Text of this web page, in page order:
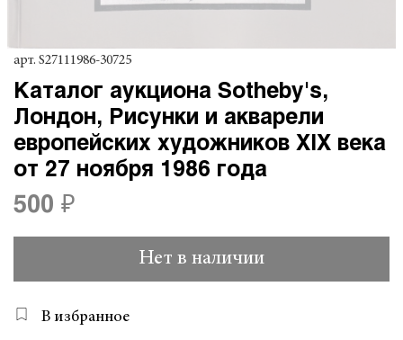
арт. S27111986-30725
Каталог аукциона Sotheby's,
Лондон, Рисунки и акварели
европейских художников XIX века
от 27 ноября 1986 года
500 ₽
Нет в наличии
В избранное